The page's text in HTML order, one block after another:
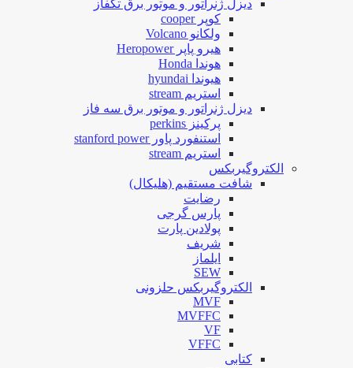
دیزل ژنراتور و موتور برق تکفاز
کوپر cooper
ولکانو Volcano
هیرو پاپر Heropower
هوندا Honda
هیوندا hyundai
استریم stream
دیزل ژنراتور و موتور برق سه فاز
پرکینز perkins
استنفورد پاور stanford power
استریم stream
الکتروگیربکس
شافت مستقیم (هلیکال)
رضایت
پارس گرجی
پولادین پارت
شریف
ایلماز
SEW
الکتروگیربکس حلزونی
MVF
MVFFC
VF
VFFC
کتابی